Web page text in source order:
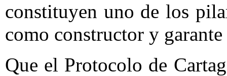
constituyen uno de los
como constructor y
Que el Protocolo de